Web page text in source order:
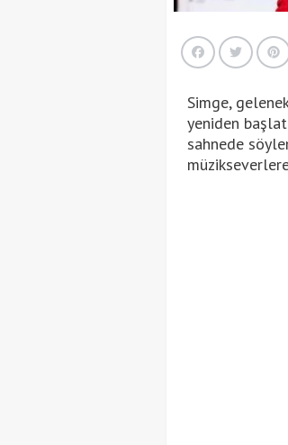
Simge,
yeniden
sahnede